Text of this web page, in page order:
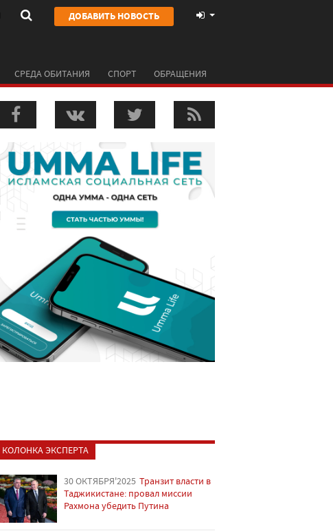
ДОБАВИТЬ НОВОСТЬ
СРЕДА ОБИТАНИЯ СПОРТ ОБРАЩЕНИЯ
КОЛОНКА ЭКСПЕРТА
30 ОКТЯБРЯ'2025 Транзит власти в
Таджикистане: провал миссии
Рахмона убедить Путина